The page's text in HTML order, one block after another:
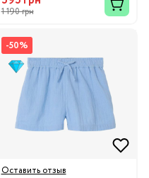
1 190 грн
-50%
Оставить отзыв